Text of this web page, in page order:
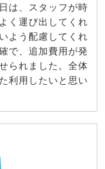
は、スタッフが時
く運び出してくれ
よう配慮してくれ
で、追加費用が発
られました。全体
利用したいと思い